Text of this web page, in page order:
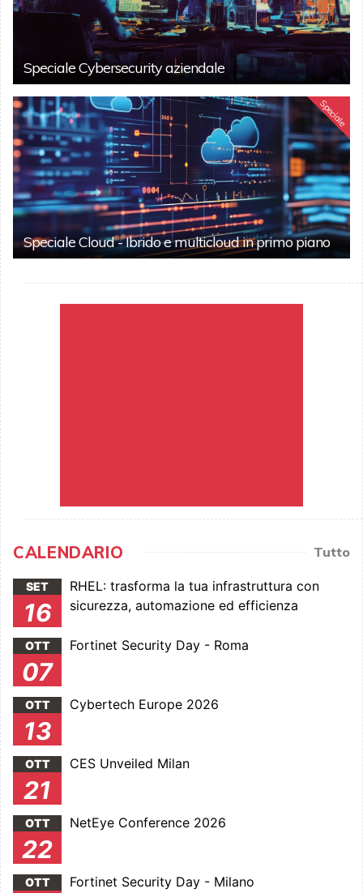
Speciale Cybersecurity aziendale
Speciale
Speciale Cloud - Ibrido e multicloud in primo piano
CALENDARIO Tutto
SET
16
RHEL: trasforma la tua infrastruttura con
sicurezza, automazione ed efficienza
OTT
07
Fortinet Security Day - Roma
OTT
13
Cybertech Europe 2026
OTT
21
CES Unveiled Milan
OTT
22
NetEye Conference 2026
OTT Fortinet Security Day - Milano